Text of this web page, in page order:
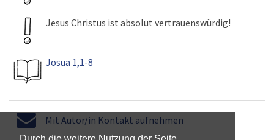
Jesus Christus ist absolut vertrauenswürdig!
Josua 1,1-8
Mit Autor/in Kontakt aufnehmen